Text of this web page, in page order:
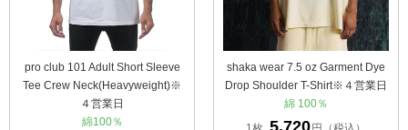
pro club 101 Adult Short Sleeve
Tee Crew Neck(Heavyweight)※
４営業日
綿100％
shaka wear 7.5 oz Garment Dye
Drop Shoulder T-Shirt※４営業日
綿 100％